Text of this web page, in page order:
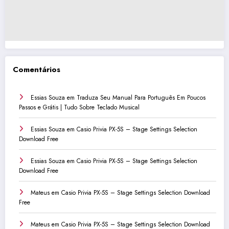
Comentários
Essias Souza em Traduza Seu Manual Para Português Em Poucos
Passos e Grátis | Tudo Sobre Teclado Musical
Essias Souza em Casio Privia PX-5S – Stage Settings Selection
Download Free
Essias Souza em Casio Privia PX-5S – Stage Settings Selection
Download Free
Mateus em Casio Privia PX-5S – Stage Settings Selection Download
Free
Mateus em Casio Privia PX-5S – Stage Settings Selection Download